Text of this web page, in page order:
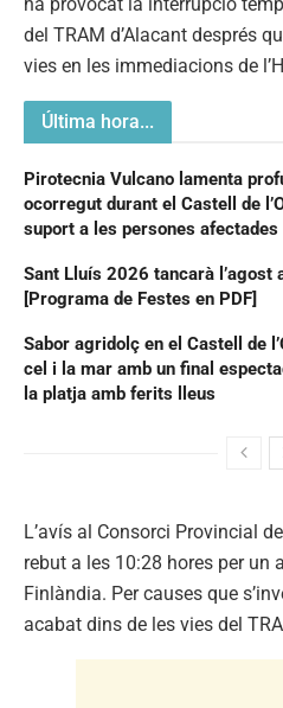
del TRAM d’Alacant després
vies en les immediacions de
Última hora...
Pirotecnia Vulcano lamenta
ocorregut durant el Castell de
suport a les persones afectades
Sant Lluís 2026 tancarà
[Programa de Festes en PDF]
Sabor agridolç en el Castell de
cel i la mar amb un final
la platja amb ferits lleus
L’avís al Consorci Provincial
rebut a les 10:28 hores per un
Finlàndia. Per causes que
acabat dins de les vies del